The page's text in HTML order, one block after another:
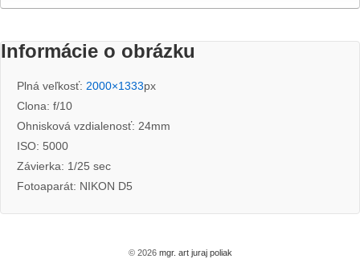
Informácie o obrázku
Plná veľkosť: 2000×1333px
Clona: f/10
Ohnisková vzdialenosť: 24mm
ISO: 5000
Závierka: 1/25 sec
Fotoaparát: NIKON D5
© 2026mgr. art juraj poliak